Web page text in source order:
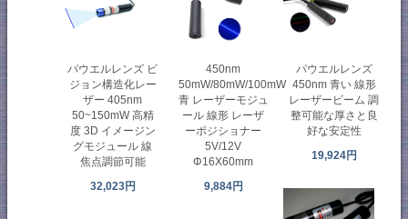
パウエルレンズ ビ
ジョン構造化レー
ザー 405nm
50~150mW 高精
度 3D イメージン
グモジュール 線
焦点調節可能
32,023円
450nm
50mW/80mW/100mW
青 レーザーモジュ
ール 線形 レーザ
ーポジショナー
5V/12V
Φ16X60mm
9,884円
パウエルレンズ
450nm 青い 線形
レーザービーム 調
整可能な厚さと良
好な安定性
19,924円